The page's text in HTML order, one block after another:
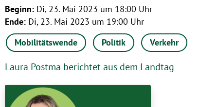
Beginn: Di, 23. Mai 2023 um 18:00 Uhr
Ende: Di, 23. Mai 2023 um 19:00 Uhr
Mobilitätswende
Politik Verkehr
Laura Postma berichtet aus dem Landtag